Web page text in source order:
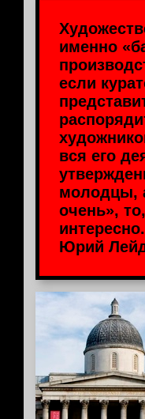
именно
если
вся его
молодцы,
очень»,
интересно.
Юрий